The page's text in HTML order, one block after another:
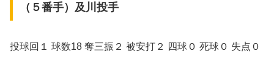
（５番手）及川投手
投球回１ 球数18 奪三振２ 被安打２ 四球０ 死球０ 失点０